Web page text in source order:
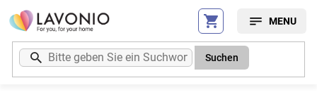
Zum
Inhalt
springen
Suchen